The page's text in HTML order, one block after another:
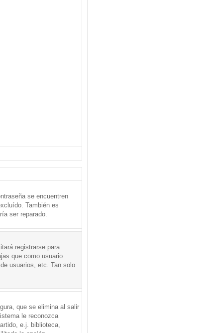
se encuentren
También es
ser reparado.
registrarse para
que como usuario
usuarios, etc. Tan solo
que se elimina al salir
le reconozca
e.j. biblioteca,